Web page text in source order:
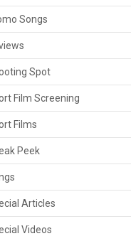
Songs
Spot
Film Screening
Films
Peek
Articles
Videos